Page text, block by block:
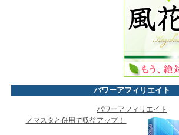
パワーアフィリエイト
パワーアフィリエイト
ノマスタと併用で収益アップ！